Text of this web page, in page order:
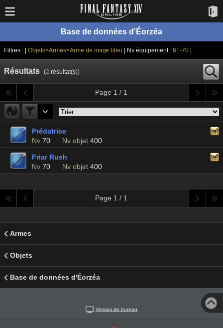
Base de données d'Éorzéa
Filtres : | Objets>Armes>Arme de mage bleu | Nv équipement :61-70
Résultats (2 résultat(s))
Page 1 / 1
Prédatrice
Nv 70 Nv objet 400
Friar Rush
Nv 70 Nv objet 400
Page 1 / 1
Armes
Objets
Base de données d'Éorzéa
Version de bureau